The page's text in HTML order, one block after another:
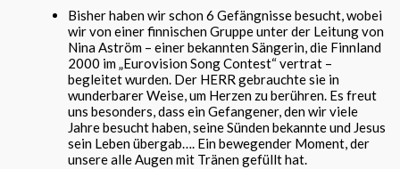
Bisher haben wir schon 6 Gefängnisse besucht, wobei
wir von einer finnischen Gruppe unter der Leitung von
Nina Aström – einer bekannten Sängerin, die Finnland
2000 im „Eurovision Song Contest“ vertrat –
begleitet wurden. Der HERR gebrauchte sie in
wunderbarer Weise, um Herzen zu berühren. Es freut
uns besonders, dass ein Gefangener, den wir viele
Jahre besucht haben, seine Sünden bekannte und Jesus
sein Leben übergab…. Ein bewegender Moment, der
unsere alle Augen mit Tränen gefüllt hat.